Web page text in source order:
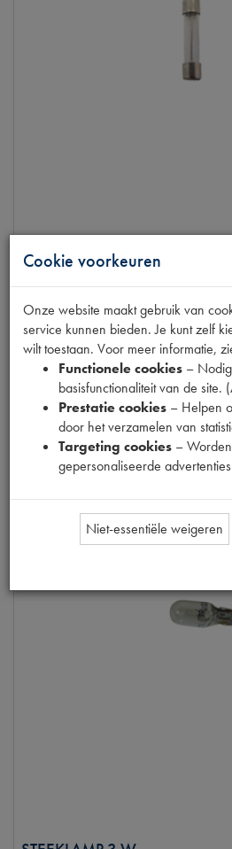
GLASZEKERING 30 AMP
op voorraad
Productnummer 1880130
, 19
16 excl. btw)
Info
Cookie voorkeuren
Onze website maakt gebruik van
service kunnen bieden. Je kunt zelf
wilt toestaan. Voor meer informatie,
Functionele cookies –
basisfunctionaliteit van de site.
Prestatie cookies – Helpen
door het verzamelen van
Targeting cookies –
gepersonaliseerde
Niet-essentiële weigeren